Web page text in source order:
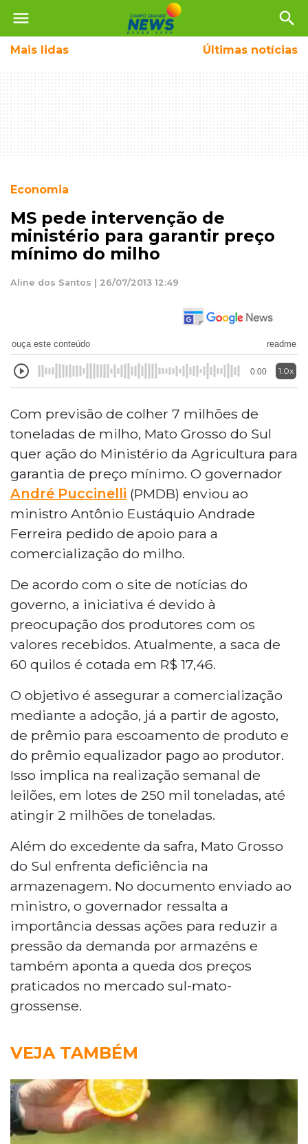
menu search
Mais lidas Últimas notícias
Economia
MS pede intervenção de
ministério para garantir preço
mínimo do milho
Aline dos Santos | 26/07/2013 12:49
ouça este conteúdo readme
0:00 1.0x
Com previsão de colher 7 milhões de
toneladas de milho, Mato Grosso do Sul
quer ação do Ministério da Agricultura para
garantia de preço mínimo. O governador
André Puccinelli (PMDB) enviou ao
ministro Antônio Eustáquio Andrade
Ferreira pedido de apoio para a
comercialização do milho.
De acordo com o site de notícias do
governo, a iniciativa é devido à
preocupação dos produtores com os
valores recebidos. Atualmente, a saca de
60 quilos é cotada em R$ 17,46.
O objetivo é assegurar a comercialização
mediante a adoção, já a partir de agosto,
de prêmio para escoamento de produto e
do prêmio equalizador pago ao produtor.
Isso implica na realização semanal de
leilões, em lotes de 250 mil toneladas, até
atingir 2 milhões de toneladas.
Além do excedente da safra, Mato Grosso
do Sul enfrenta deficiência na
armazenagem. No documento enviado ao
ministro, o governador ressalta a
importância dessas ações para reduzir a
pressão da demanda por armazéns e
também aponta a queda dos preços
praticados no mercado sul-mato-
grossense.
VEJA TAMBÉM